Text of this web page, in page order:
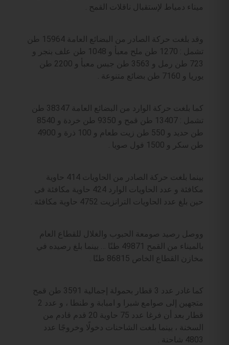
ميناء دمياط لإستقبال ناقلات القمح .
وقد بلغت حركة الصادر من البضائع العامة 15964 طن
تشمل : 1270 طن ملح معبأ و 1048 طن علف بنجر و
723 طن رمل و 3563 طن جبس معبأ و 2200 طن
يوريا و 7160 طن بضائع متنوعة .
كما بلغت حركة الوارد من البضائع العامة 38347 طن
تشمل : 13407 طن قمح و 9350 طن خردة و 8540
طن حديد و 550 طن زيت طعام و 100 ذرة و 4900
طن سكر و 1500 فول صويا .
بينما بلغت حركة الصادر من الحاويات 414 حاوية
مكافئة و عدد الحاويات الوارد 424 حاوية مكافئة فى
حين بلغ عدد الحاويات الترانزيت 4752 حاوية مكافئة .
ووصل رصيد صومعة الحبوب والغلال للقطاع العام
بالميناء من القمح 49871 طنًا … بينما بلغ رصيده في
مخازن القطاع الخاص 86815 طنًا .
كما غادر عدد 3 قطار بحمولة إجمالية 3591 طن قمح
متجهين إلى صوامع شبرا و امبابة و طنطا ، و عدد 2
قطار بعد أن فرغا عدد 75 حاوية 20 قدم قادم من
السخنة ، بينما بلغت الشاحنات دخولًا وخروجًا عدد
4803 شاحنة .